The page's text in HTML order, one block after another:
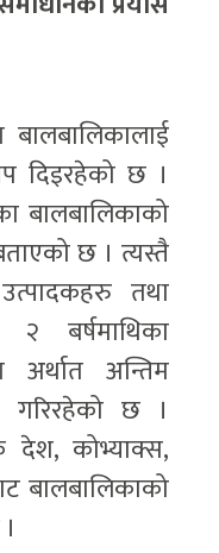
दिइरहेको छ ।
बालबालिकाको
छ । त्यस्तै
तथा
बर्षमाथिका
अर्थात अन्तिम
गरिरहेको छ ।
देश, कोभ्याक्स,
बालबालिकाको